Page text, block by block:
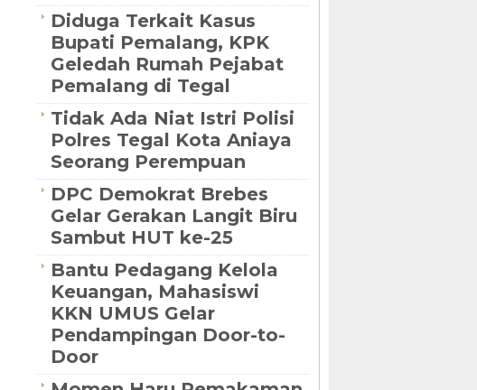
Diduga Terkait Kasus
Bupati Pemalang, KPK
Geledah Rumah Pejabat
Pemalang di Tegal
Tidak Ada Niat Istri Polisi
Polres Tegal Kota Aniaya
Seorang Perempuan
DPC Demokrat Brebes
Gelar Gerakan Langit Biru
Sambut HUT ke-25
Bantu Pedagang Kelola
Keuangan, Mahasiswi
KKN UMUS Gelar
Pendampingan Door-to-
Door